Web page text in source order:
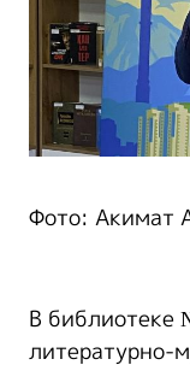
Фото: Акимат
В библиотеке
литературно-